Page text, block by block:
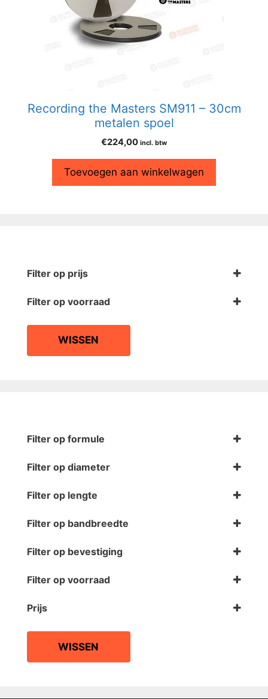
Recording the Masters SM911 – 30cm
metalen spoel
€224,00 incl. btw
Toevoegen aan winkelwagen
Filter op prijs
Filter op voorraad
WISSEN
Filter op formule
LPR90 (3)
SM911
Filter op diameter
30cm (12,5 inch)
Filter op lengte
Filter op bandbreedte
0,5 inch (2)
Filter op bevestiging
Trident (2)
Filter op voorraad
Prijs
WISSEN